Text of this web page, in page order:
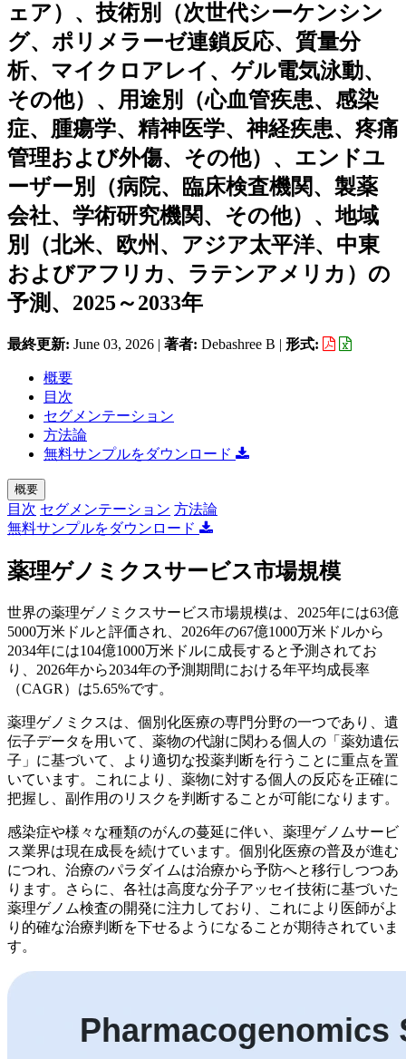
ェア）、技術別（次世代シーケンシン
グ、ポリメラーゼ連鎖反応、質量分
析、マイクロアレイ、ゲル電気泳動、
その他）、用途別（心血管疾患、感染
症、腫瘍学、精神医学、神経疾患、疼痛
管理および外傷、その他）、エンドユ
ーザー別（病院、臨床検査機関、製薬
会社、学術研究機関、その他）、地域
別（北米、欧州、アジア太平洋、中東
およびアフリカ、ラテンアメリカ）の
予測、2025～2033年
最終更新: June 03, 2026 | 著者: Debashree B | 形式:
概要
目次
セグメンテーション
方法論
無料サンプルをダウンロード
概要
目次 セグメンテーション 方法論
無料サンプルをダウンロード
薬理ゲノミクスサービス市場規模
世界の薬理ゲノミクスサービス市場規模は、2025年には63億
5000万米ドルと評価され、2026年の67億1000万米ドルから
2034年には104億1000万米ドルに成長すると予測されてお
り、2026年から2034年の予測期間における年平均成長率
（CAGR）は5.65%です。
薬理ゲノミクスは、個別化医療の専門分野の一つであり、遺
伝子データを用いて、薬物の代謝に関わる個人の「薬効遺伝
子」に基づいて、より適切な投薬判断を行うことに重点を置
いています。これにより、薬物に対する個人の反応を正確に
把握し、副作用のリスクを判断することが可能になります。
感染症や様々な種類のがんの蔓延に伴い、薬理ゲノムサービ
ス業界は現在成長を続けています。個別化医療の普及が進む
につれ、治療のパラダイムは治療から予防へと移行しつつあ
ります。さらに、各社は高度な分子アッセイ技術に基づいた
薬理ゲノム検査の開発に注力しており、これにより医師がよ
り的確な治療判断を下せるようになることが期待されていま
す。